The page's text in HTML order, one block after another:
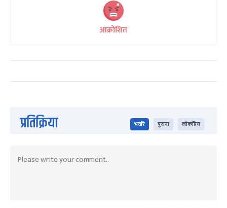
आक्रोशित
प्रतिक्रिया भर्खरै पुराना लोकप्रिय